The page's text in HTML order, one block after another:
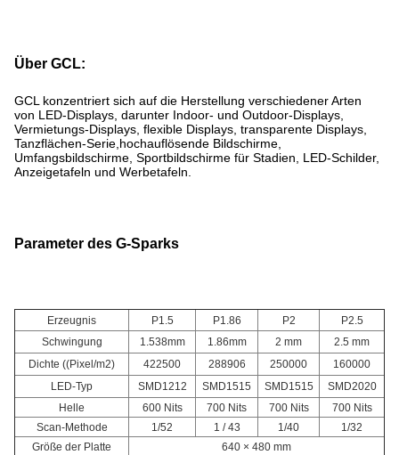
Über GCL:
GCL konzentriert sich auf die Herstellung verschiedener Arten
von LED-Displays, darunter Indoor- und Outdoor-Displays,
Vermietungs-Displays, flexible Displays, transparente Displays,
Tanzflächen-Serie,hochauflösende Bildschirme,
Umfangsbildschirme, Sportbildschirme für Stadien, LED-Schilder,
Anzeigetafeln und Werbetafeln.
Parameter des G-Sparks
Erzeugnis P1.5 P1.86 P2
P2.5
Schwingung
1.538mm 1.86mm 2 mm
2.5 mm
Dichte ((Pixel/m2)
422500 288906 250000
160000
LED-Typ
SMD1212 SMD1515 SMD1515
SMD2020
Helle
600 Nits 700 Nits 700 Nits
700 Nits
Scan-Methode
1/52 1 / 43 1/40
1/32
Größe der Platte
640 × 480 mm